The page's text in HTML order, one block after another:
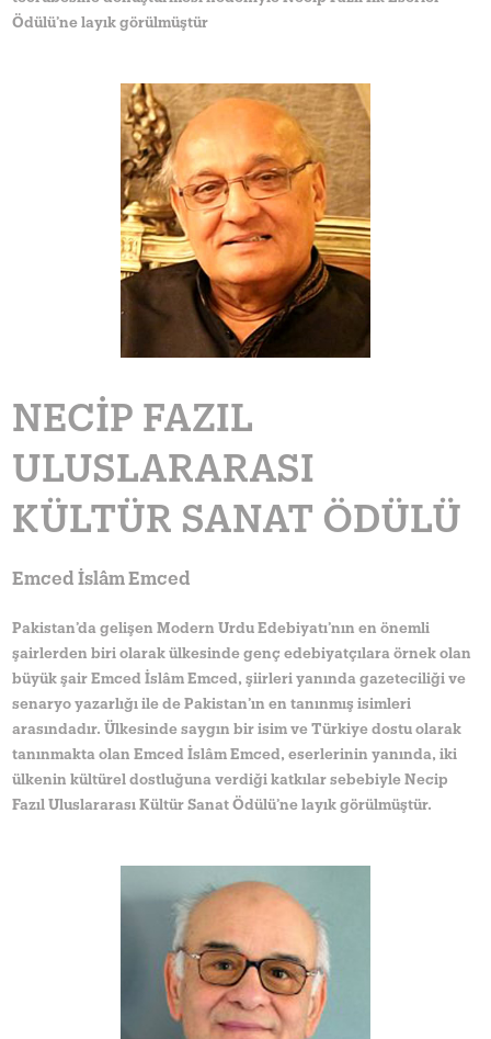
Ödülü’ne layık görülmüştür
NECIP FAZIL
ULUSLARARASI
KÜLTÜR SANAT ÖDÜLÜ
Emced İslâm Emced
Pakistan’da gelişen Modern Urdu Edebiyatı’nın en önemli
şairlerden biri olarak ülkesinde genç edebiyatçılara örnek olan
büyük şair Emced İslâm Emced, şiirleri yanında gazeteciliği ve
senaryo yazarlığı ile de Pakistan’ın en tanınmış isimleri
arasındadır. Ülkesinde saygın bir isim ve Türkiye dostu olarak
tanınmakta olan Emced İslâm Emced, eserlerinin yanında, iki
ülkenin kültürel dostluğuna verdiği katkılar sebebiyle Necip
Fazıl Uluslararası Kültür Sanat Ödülü’ne layık görülmüştür.